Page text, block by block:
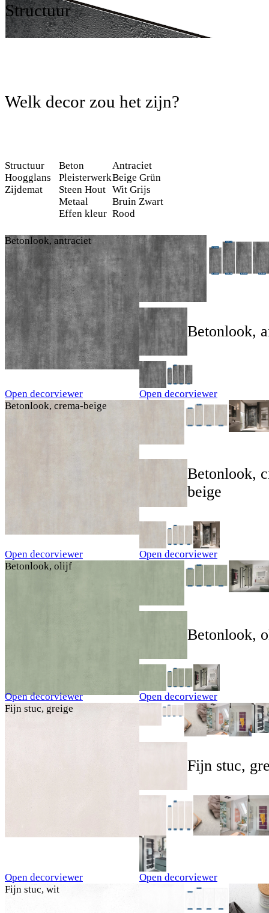
Structuur
Welk decor zou het zijn?
Betonlook, antraciet
Open decorviewer
Betonlook,
Open decorviewer
Betonlook, crema-beige
Open decorviewer
Betonlook,
beige
Open decorviewer
Betonlook, olijf
Open decorviewer
Betonlook,
Open decorviewer
Fijn stuc, greige
Open decorviewer
Fijn stuc,
Open decorviewer
Fijn stuc, wit
Structuur
Hoogglans
Zijdemat
Beton
Pleisterwerk
Steen Hout
Metaal
Effen kleur
Antraciet
Beige Grün
Wit Grijs
Bruin Zwart
Rood